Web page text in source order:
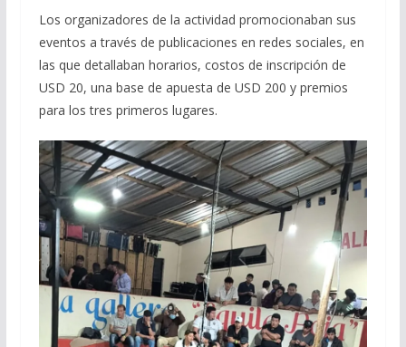
Los organizadores de la actividad promocionaban sus
eventos a través de publicaciones en redes sociales, en
las que detallaban horarios, costos de inscripción de
USD 20, una base de apuesta de USD 200 y premios
para los tres primeros lugares.